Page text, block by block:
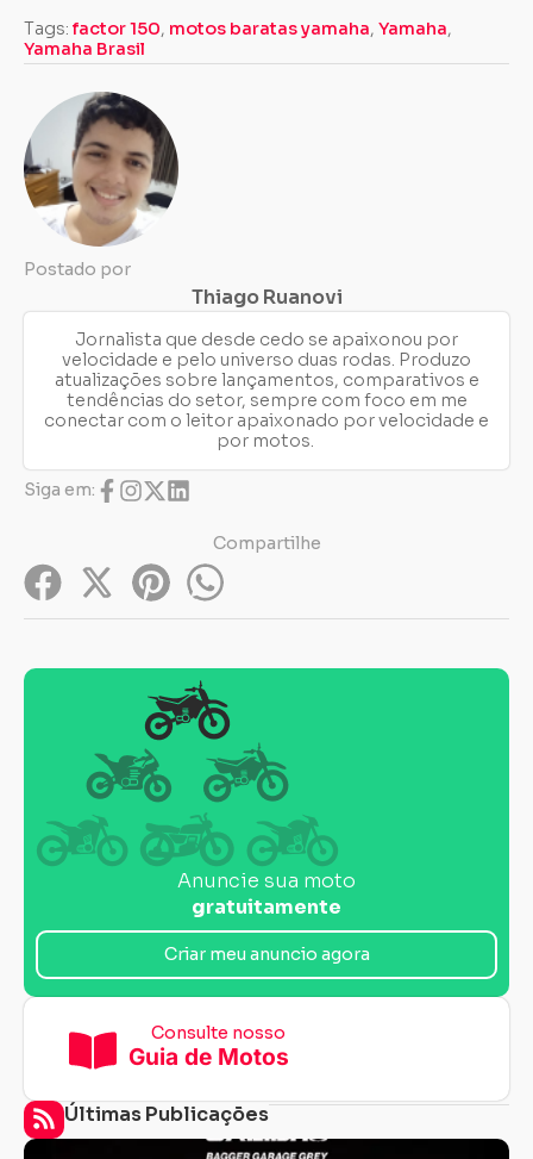
Tags: factor 150, motos baratas yamaha, Yamaha,
Yamaha Brasil
Postado por
Thiago Ruanovi
Jornalista que desde cedo se apaixonou por
velocidade e pelo universo duas rodas. Produzo
atualizações sobre lançamentos, comparativos e
tendências do setor, sempre com foco em me
conectar com o leitor apaixonado por velocidade e
por motos.
Siga em:
Compartilhe
Anuncie sua moto
gratuitamente
Criar meu anuncio agora
Consulte nosso
Guia de Motos
Últimas Publicações